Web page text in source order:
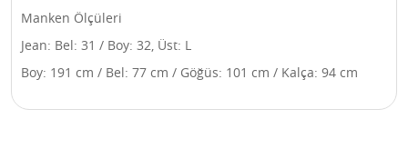
Manken Ölçüleri
Jean: Bel: 31 / Boy: 32, Üst: L
Boy: 191 cm / Bel: 77 cm / Göğüs: 101 cm / Kalça: 94 cm